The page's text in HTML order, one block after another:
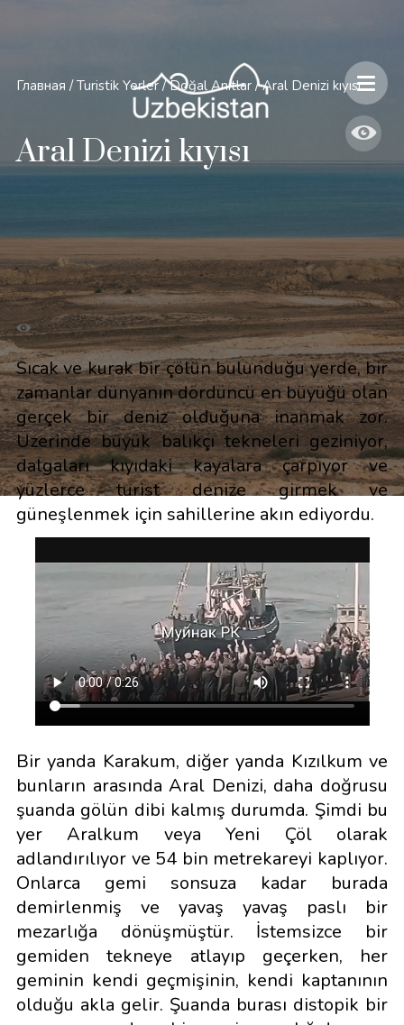
Главная / Turistik Yerler / Doğal Anıtlar / Aral Denizi kıyısı
Aral Denizi kıyısı
Sıcak ve kurak bir çölün bulunduğu yerde, bir
zamanlar dünyanın dördüncü en büyüğü olan
gerçek bir deniz olduğuna inanmak zor.
Üzerinde büyük balıkçı tekneleri geziniyor,
dalgaları kıyıdaki kayalara çarpıyor ve
yüzlerce turist denize girmek ve
güneşlenmek için sahillerine akın ediyordu.
Bir yanda Karakum, diğer yanda Kızılkum ve
bunların arasında Aral Denizi, daha doğrusu
şuanda gölün dibi kalmış durumda. Şimdi bu
yer Aralkum veya Yeni Çöl olarak
adlandırılıyor ve 54 bin metrekareyi kaplıyor.
Onlarca gemi sonsuza kadar burada
demirlenmiş ve yavaş yavaş paslı bir
mezarlığa dönüşmüştür. İstemsizce bir
gemiden tekneye atlayıp geçerken, her
geminin kendi geçmişinin, kendi kaptanının
olduğu akla gelir. Şuanda burası distopik bir